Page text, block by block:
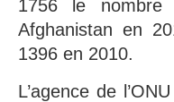
1756 le
Afghanistan en
1396 en 2010.
L’agence de